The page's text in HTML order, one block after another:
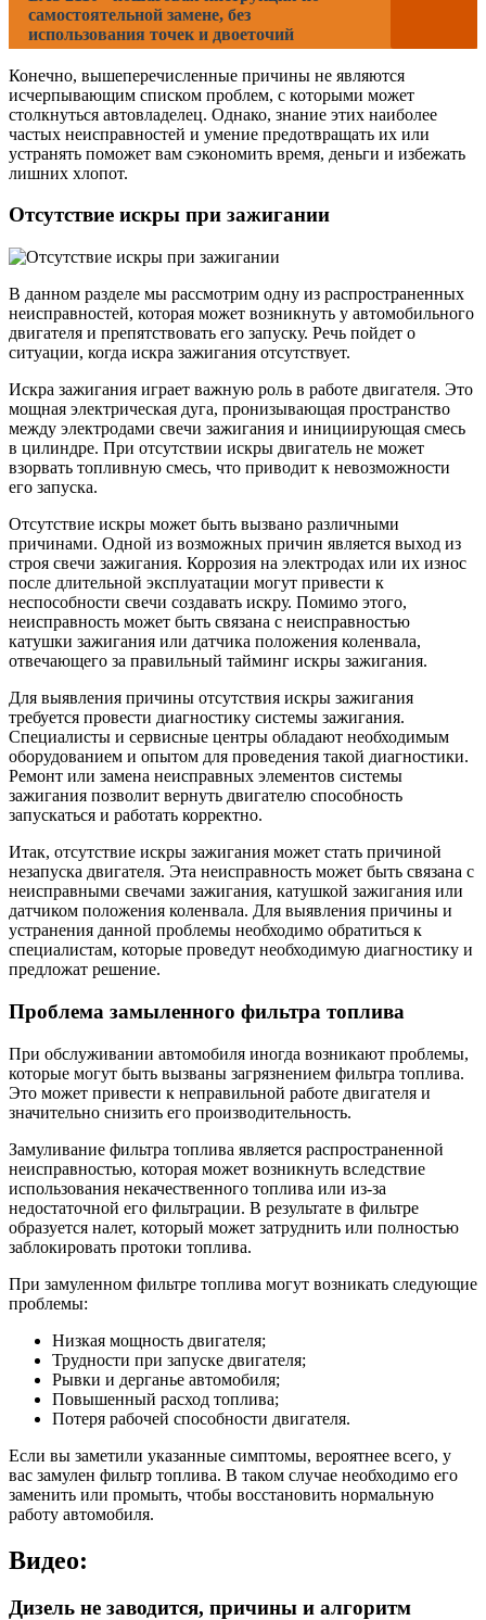
самостоятельной замене, без
использования точек и двоеточий
Конечно, вышеперечисленные причины не являются
исчерпывающим списком проблем, с которыми может
столкнуться автовладелец. Однако, знание этих наиболее
частых неисправностей и умение предотвращать их или
устранять поможет вам сэкономить время, деньги и избежать
лишних хлопот.
Отсутствие искры при зажигании
В данном разделе мы рассмотрим одну из распространенных
неисправностей, которая может возникнуть у автомобильного
двигателя и препятствовать его запуску. Речь пойдет о
ситуации, когда искра зажигания отсутствует.
Искра зажигания играет важную роль в работе двигателя. Это
мощная электрическая дуга, пронизывающая пространство
между электродами свечи зажигания и инициирующая смесь
в цилиндре. При отсутствии искры двигатель не может
взорвать топливную смесь, что приводит к невозможности
его запуска.
Отсутствие искры может быть вызвано различными
причинами. Одной из возможных причин является выход из
строя свечи зажигания. Коррозия на электродах или их износ
после длительной эксплуатации могут привести к
неспособности свечи создавать искру. Помимо этого,
неисправность может быть связана с неисправностью
катушки зажигания или датчика положения коленвала,
отвечающего за правильный тайминг искры зажигания.
Для выявления причины отсутствия искры зажигания
требуется провести диагностику системы зажигания.
Специалисты и сервисные центры обладают необходимым
оборудованием и опытом для проведения такой диагностики.
Ремонт или замена неисправных элементов системы
зажигания позволит вернуть двигателю способность
запускаться и работать корректно.
Итак, отсутствие искры зажигания может стать причиной
незапуска двигателя. Эта неисправность может быть связана с
неисправными свечами зажигания, катушкой зажигания или
датчиком положения коленвала. Для выявления причины и
устранения данной проблемы необходимо обратиться к
специалистам, которые проведут необходимую диагностику и
предложат решение.
Проблема замыленного фильтра топлива
При обслуживании автомобиля иногда возникают проблемы,
которые могут быть вызваны загрязнением фильтра топлива.
Это может привести к неправильной работе двигателя и
значительно снизить его производительность.
Замуливание фильтра топлива является распространенной
неисправностью, которая может возникнуть вследствие
использования некачественного топлива или из-за
недостаточной его фильтрации. В результате в фильтре
образуется налет, который может затруднить или полностью
заблокировать протоки топлива.
При замуленном фильтре топлива могут возникать следующие
проблемы:
Низкая мощность двигателя;
Трудности при запуске двигателя;
Рывки и дерганье автомобиля;
Повышенный расход топлива;
Потеря рабочей способности двигателя.
Если вы заметили указанные симптомы, вероятнее всего, у
вас замулен фильтр топлива. В таком случае необходимо его
заменить или промыть, чтобы восстановить нормальную
работу автомобиля.
Видео:
Дизель не заводится, причины и алгоритм